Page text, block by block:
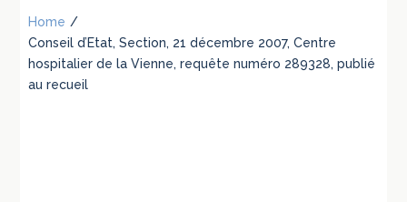
Home /
Conseil d’Etat, Section, 21 décembre 2007, Centre
hospitalier de la Vienne, requête numéro 289328, publié
au recueil